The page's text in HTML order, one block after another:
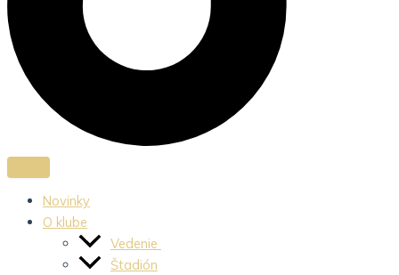
Novinky
O klube
Vedenie
Štadión